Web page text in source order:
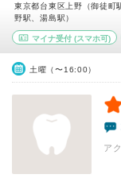
東京都台東区上野（御徒町
野駅、湯島駅）
マイナ受付 (スマホ可)
土曜（〜16:00）
ア